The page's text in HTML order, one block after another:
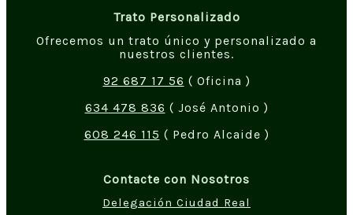
Trato Personalizado
Ofrecemos un trato único y personalizado a
nuestros clientes.
92 687 17 56 ( Oficina )
634 478 836 ( José Antonio )
608 246 115 ( Pedro Alcaide )
Contacte con Nosotros
Delegación Ciudad Real